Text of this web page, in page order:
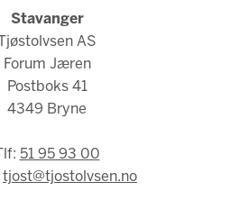
Stavanger
Tjøstolvsen AS
Forum Jæren
Postboks 41
4349 Bryne
Tlf: 51 95 93 00
tjost@tjostolvsen.no